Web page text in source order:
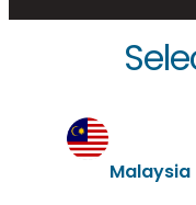
Malaysia